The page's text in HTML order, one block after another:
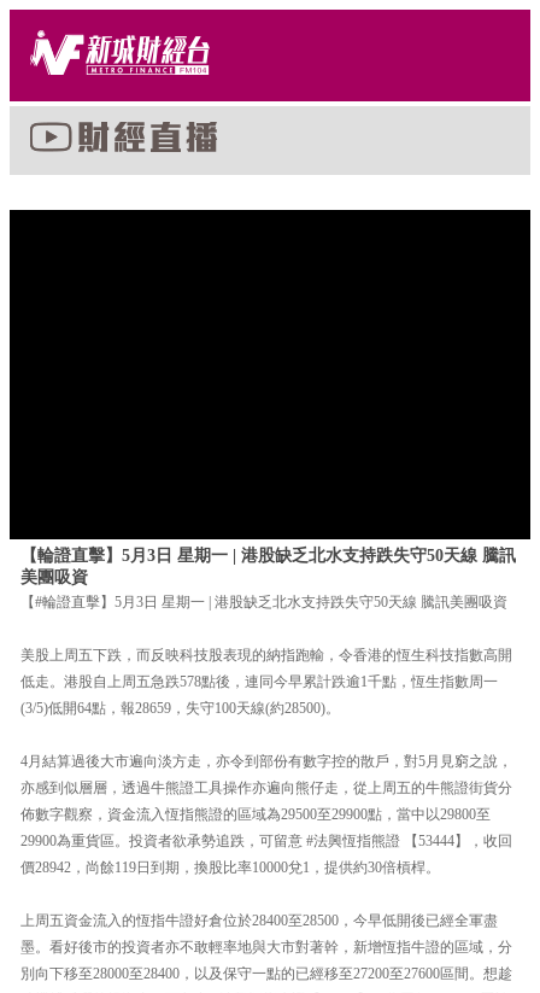
【輪證直擊】5月3日 星期一 | 港股缺乏北水支持跌失守50天線 騰訊
美團吸資
【#輪證直擊】5月3日 星期一 | 港股缺乏北水支持跌失守50天線 騰訊美團吸資
美股上周五下跌，而反映科技股表現的納指跑輸，令香港的恆生科技指數高開
低走。港股自上周五急跌578點後，連同今早累計跌逾1千點，恆生指數周一
(3/5)低開64點，報28659，失守100天線(約28500)。
4月結算過後大市遍向淡方走，亦令到部份有數字控的散戶，對5月見窮之說，
亦感到似層層，透過牛熊證工具操作亦遍向熊仔走，從上周五的牛熊證街貨分
佈數字觀察，資金流入恆指熊證的區域為29500至29900點，當中以29800至
29900為重貨區。投資者欲承勢追跌，可留意 #法興恆指熊證 【53444】，收回
價28942，尚餘119日到期，換股比率10000兌1，提供約30倍槓桿。
上周五資金流入的恆指牛證好倉位於28400至28500，今早低開後已經全軍盡
墨。看好後市的投資者亦不敢輕率地與大市對著幹，新增恆指牛證的區域，分
別向下移至28000至28400，以及保守一點的已經移至27200至27600區間。想趁